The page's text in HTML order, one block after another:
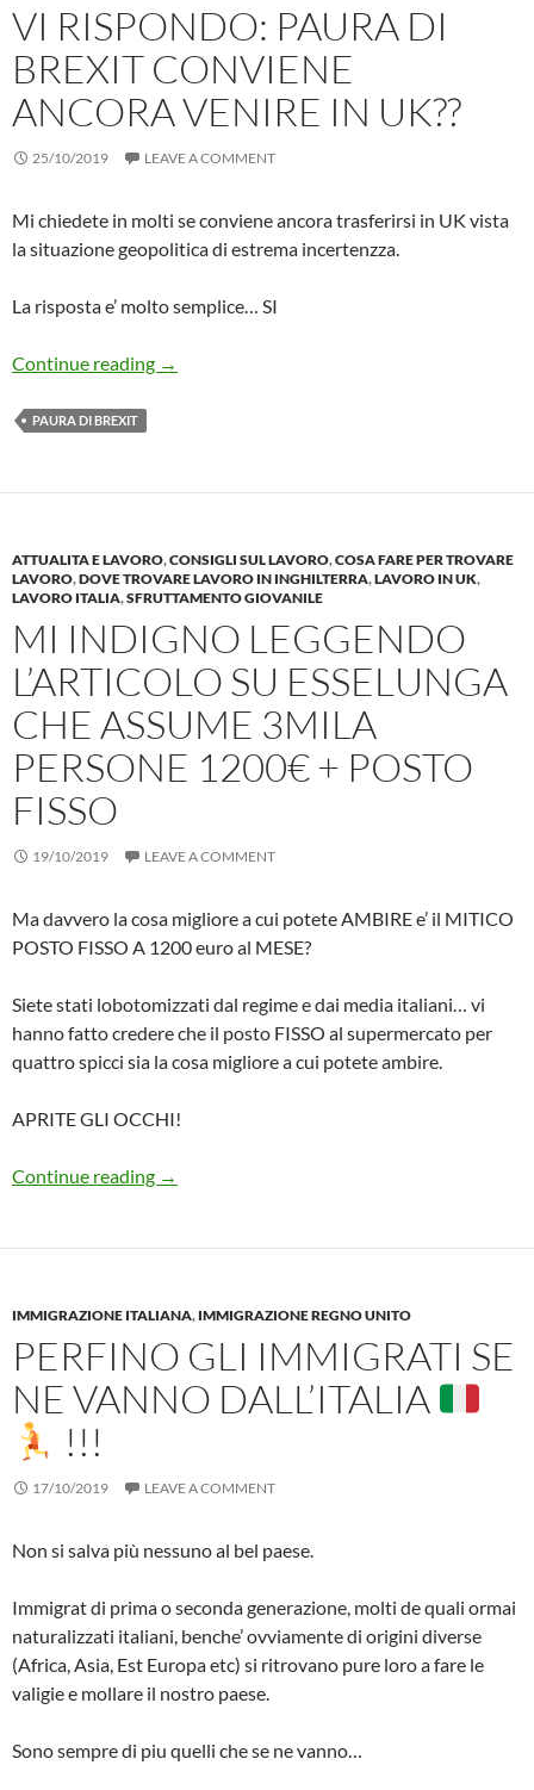
VI RISPONDO: PAURA DI
BREXIT CONVIENE
ANCORA VENIRE IN UK??
25/10/2019 LEAVE A COMMENT
Mi chiedete in molti se conviene ancora trasferirsi in UK vista
la situazione geopolitica di estrema incertenzza.
La risposta e’ molto semplice… SI
Continue reading Vi Rispondo: PAURA DI BREXIT conviene
→
PAURA DI BREXIT
ATTUALITA E LAVORO,CONSIGLI SUL LAVORO,COSA FARE PER TROVARE
LAVORO,DOVE TROVARE LAVORO IN INGHILTERRA,LAVORO IN UK,
LAVORO ITALIA,SFRUTTAMENTO GIOVANILE
MI INDIGNO LEGGENDO
L’ARTICOLO SU ESSELUNGA
CHE ASSUME 3MILA
PERSONE 1200€ + POSTO
FISSO
19/10/2019 LEAVE A COMMENT
Ma davvero la cosa migliore a cui potete AMBIRE e’ il MITICO
POSTO FISSO A 1200 euro al MESE?
Siete stati lobotomizzati dal regime e dai media italiani… vi
hanno fatto credere che il posto FISSO al supermercato per
quattro spicci sia la cosa migliore a cui potete ambire.
APRITE GLI OCCHI!
Continue reading Mi INDIGNO leggendo l’articolo su
→
IMMIGRAZIONE ITALIANA, IMMIGRAZIONE REGNO UNITO
PERFINO GLI IMMIGRATI SE
NE VANNO DALL’ITALIA
!!!
17/10/2019 LEAVE A COMMENT
Non si salva più nessuno al bel paese.
Immigrat di prima o seconda generazione, molti de quali ormai
naturalizzati italiani, benche’ ovviamente di origini diverse
(Africa, Asia, Est Europa etc) si ritrovano pure loro a fare le
valigie e mollare il nostro paese.
Sono sempre di piu quelli che se ne vanno…